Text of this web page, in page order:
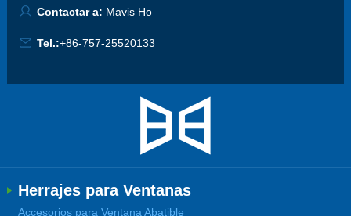
Contactar a: Mavis Ho
Tel.:+86-757-25520133
Herrajes para Ventanas
Accesorios para Ventana Abatible